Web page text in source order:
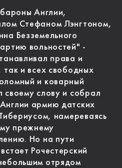
Англии,
Стефаном Лэнгтоном,
Безземельного
вольностей" -
права и
и всех свободных
и коварный
своему слову и собрал
армию датских
намереваясь
прежнему
Но на пути
Рочестерский
отрядом